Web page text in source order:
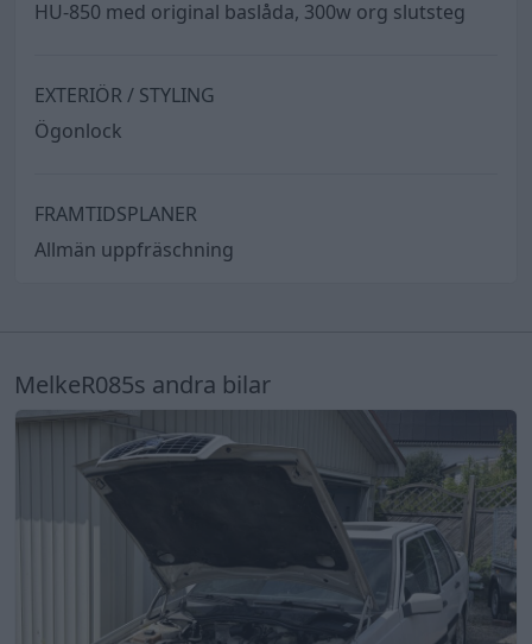
HU-850 med original baslåda, 300w org slutsteg
EXTERIÖR / STYLING
Ögonlock
FRAMTIDSPLANER
Allmän uppfräschning
MelkeR085s andra bilar